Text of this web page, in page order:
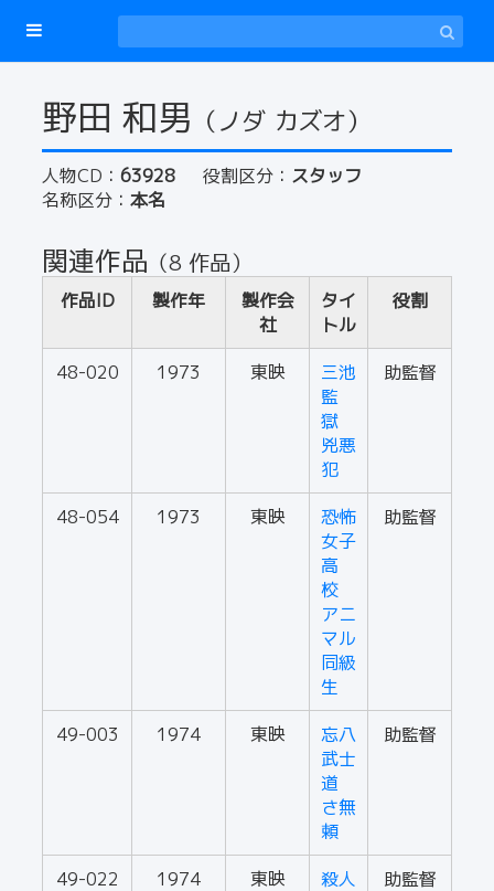
野田 和男 （ノダ カズオ）
人物CD： 63928 役割区分： スタッフ
名称区分： 本名
関連作品 （8 作品）
作品ID 製作年
製作会
社
タイ
トル
役割
48-020 1973 東映
三池
監
獄
兇悪
犯
助監督
48-054 1973 東映
恐怖
女子
高
校
アニ
マル
同級
生
助監督
49-003 1974 東映
忘八
武士
道
さ無
頼
助監督
49-022 1974 東映
殺人
助監督